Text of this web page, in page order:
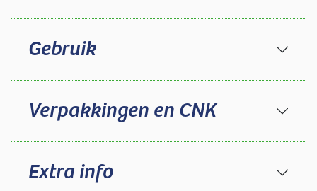
Gebruik
Verpakkingen en CNK
Extra info